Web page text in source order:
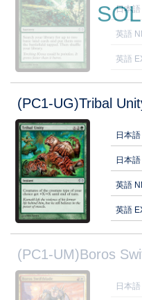
日本語
英語
英語
(PC1-UG)Tribal
日本
日本
英語
英語
(PC1-UM)Boros
日本